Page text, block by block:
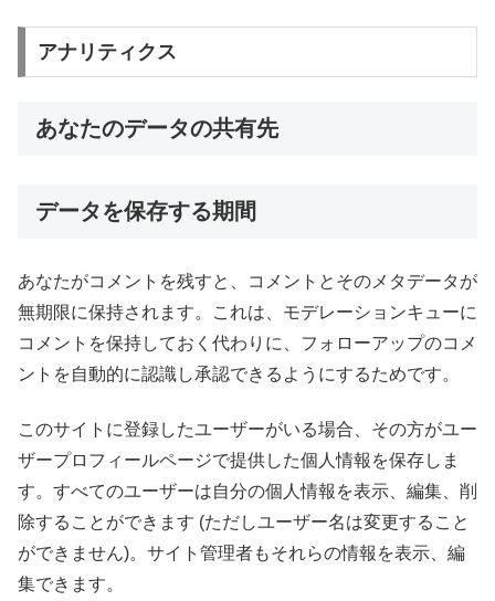
アナリティクス
あなたのデータの共有先
データを保存する期間
あなたがコメントを残すと、コメントとそのメタデータが
無期限に保持されます。これは、モデレーションキューに
コメントを保持しておく代わりに、フォローアップのコメ
ントを自動的に認識し承認できるようにするためです。
このサイトに登録したユーザーがいる場合、その方がユー
ザープロフィールページで提供した個人情報を保存しま
す。すべてのユーザーは自分の個人情報を表示、編集、削
除することができます (ただしユーザー名は変更すること
ができません)。サイト管理者もそれらの情報を表示、編
集できます。